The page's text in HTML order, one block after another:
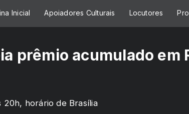
Inicial Apoiadores Culturais Locutores
prêmio acumulado em
20h, horário de Brasília